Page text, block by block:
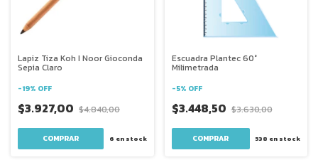
Lapiz Tiza Koh I Noor Gioconda
Sepia Claro
-19% OFF
$3.927,00 $4.840,00
6 en stock
Escuadra Plantec 60°
Milimetrada
-5% OFF
$3.448,50 $3.630,00
COMPRAR 538 en stock